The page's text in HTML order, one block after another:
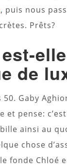
, puis nous
Prêts?
de
50. Gaby
et pense:
ainsi au
chose
fonde Chloé